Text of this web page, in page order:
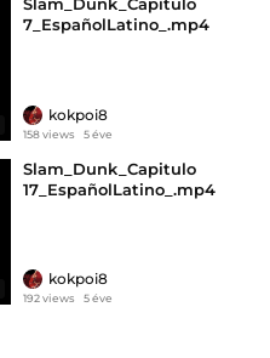
Slam_Dunk_Capitulo
7_EspañolLatino_.mp4
kokpoi8
158 views 5 éve
Slam_Dunk_Capitulo
17_EspañolLatino_.mp4
kokpoi8
192 views 5 éve